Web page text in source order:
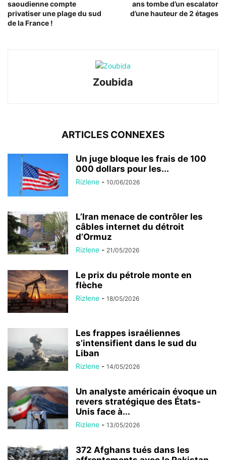
saoudienne compte
privatiser une plage du sud
de la France !
ans tombe d’un escalator
d’une hauteur de 2 étages
Zoubida
ARTICLES CONNEXES
Un juge bloque les frais de 100
000 dollars pour les...
Rizlene - 10/06/2026
L’Iran menace de contrôler les
câbles internet du détroit
d’Ormuz
Rizlene - 21/05/2026
Le prix du pétrole monte en
flèche
Rizlene - 18/05/2026
Les frappes israéliennes
s’intensifient dans le sud du
Liban
Rizlene - 14/05/2026
Un analyste américain évoque un
revers stratégique des États-
Unis face à...
Rizlene - 13/05/2026
372 Afghans tués dans les